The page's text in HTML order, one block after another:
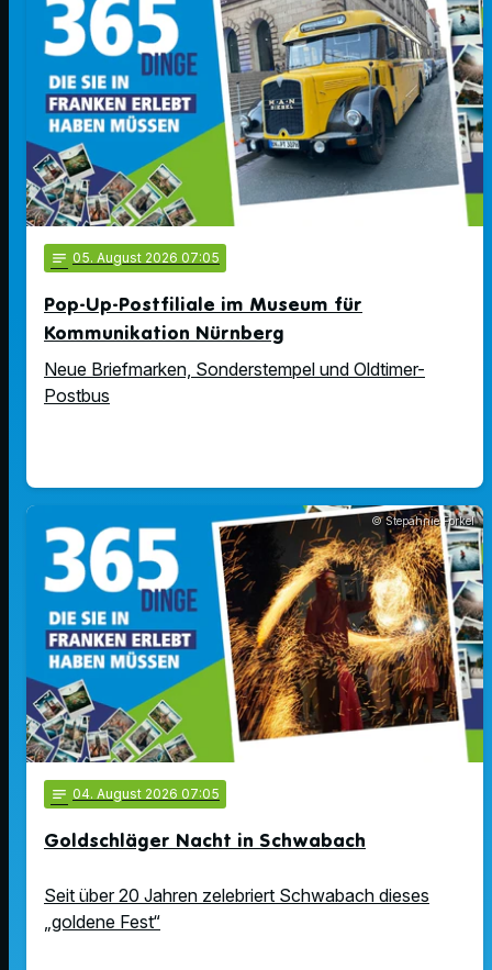
notes 05. August 2026 07:05
Pop-Up-Postfiliale im Museum für
Kommunikation Nürnberg
Neue Briefmarken, Sonderstempel und Oldtimer-
Postbus
© Stepahnie Forkel
notes 04. August 2026 07:05
Goldschläger Nacht in Schwabach
Seit über 20 Jahren zelebriert Schwabach dieses
„goldene Fest“